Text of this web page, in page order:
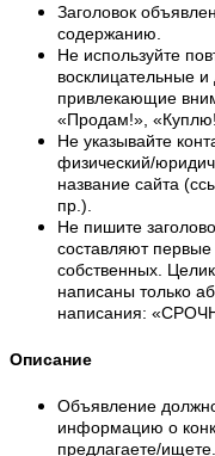
Заголовок
содержанию.
Не используйте
восклицательные и
привлекающие
«Продам!»,
Не указывайте
физический/
название сайта
пр.).
Не пишите
составляют
собственных.
написаны только
написания:
Описание
Объявление
информацию о
предлагаете/